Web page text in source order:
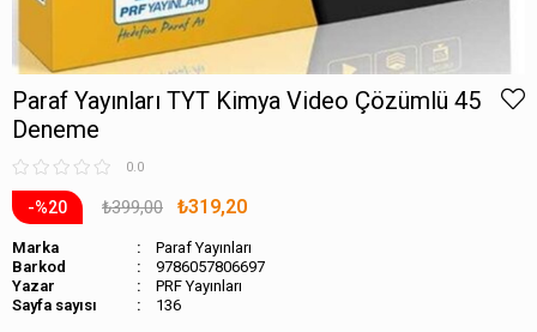
Paraf Yayınları TYT Kimya Video Çözümlü 45
Deneme
0.0
20 ₺399,00 ₺319,20
Marka
Paraf Yayınları
Barkod
9786057806697
PRF Yayınları
Sayfa sayısı
136